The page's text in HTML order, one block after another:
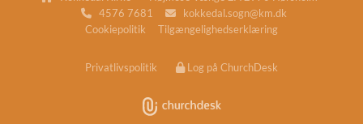
 4576 7681 
kokkedal.sogn@km.dk
Cookiepolitik
Tilgængelighedserklæring
Privatlivspolitik Log på ChurchDesk